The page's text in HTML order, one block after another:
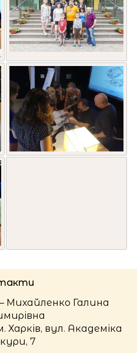
– Михайленко Галина
Харків, вул. Академіка
7